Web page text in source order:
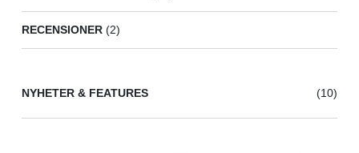
RECENSIONER (2)
NYHETER & FEATURES (10)